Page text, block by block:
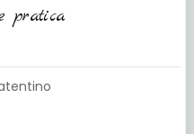
pratica